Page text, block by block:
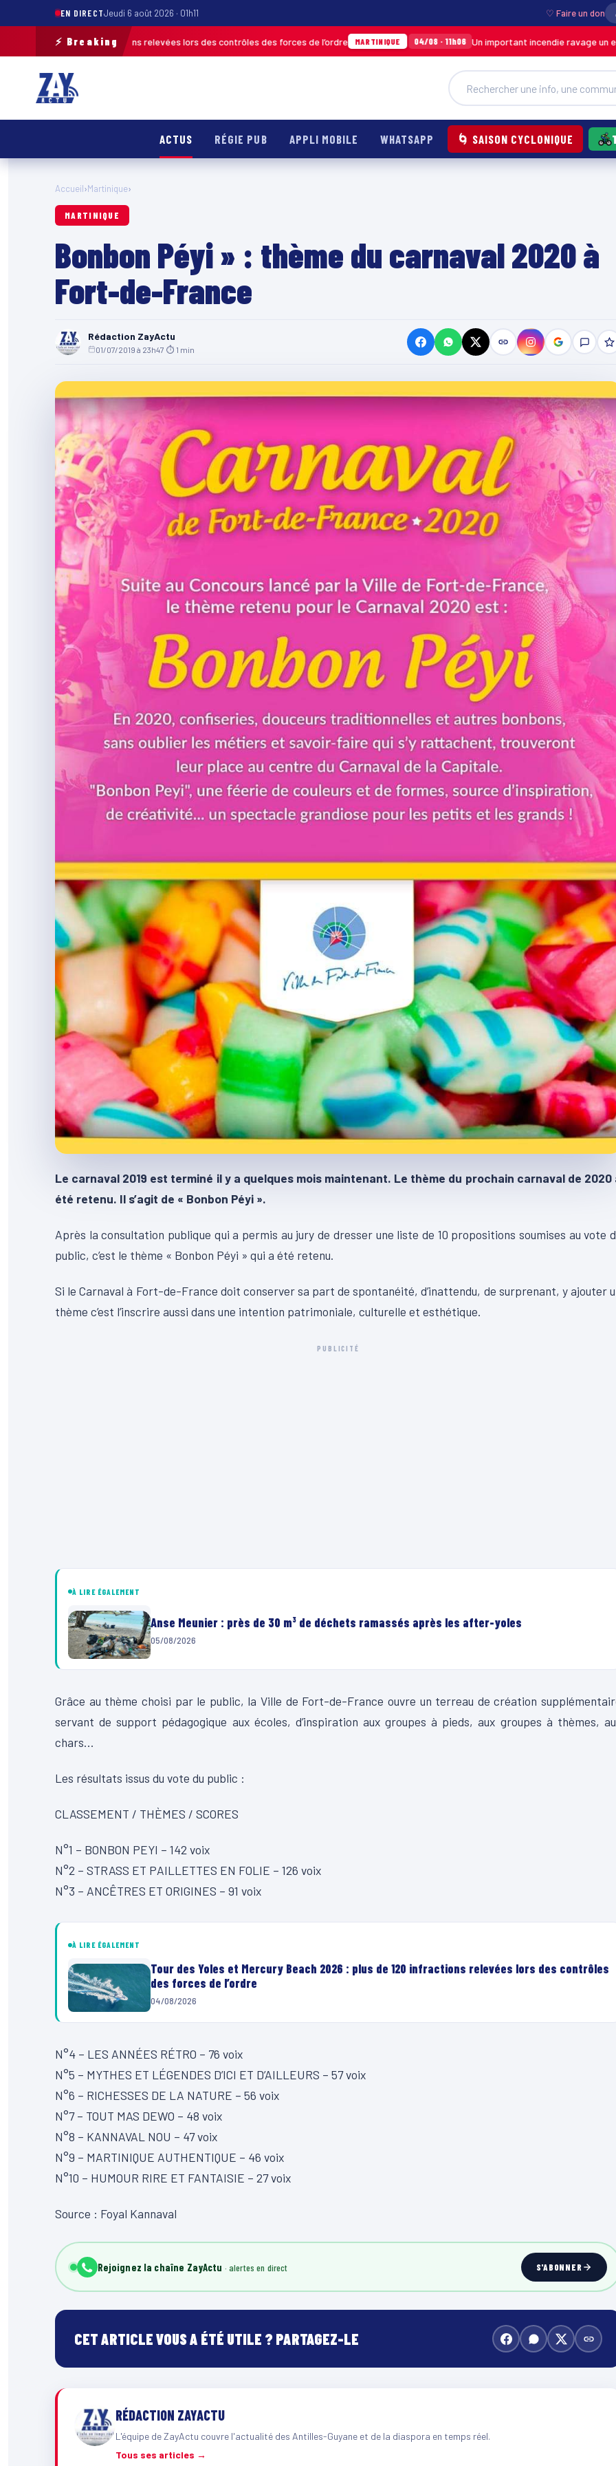
EN DIRECTJeudi 6 août 2026 · 01h11 ♡ Faire un don
⚡ Breaking
infractions relevées lors des contrôles des forces de l’ordre MARTINIQUE 04/08 · 11h06 Un important incendie ravage un entrepôt de
ACTUS RÉGIE PUB APPLI MOBILE WHATSAPP 🌀 SAISON CYCLONIQUE
Accueil›Martinique›
MARTINIQUE
Bonbon Péyi » : thème du carnaval 2020 à
Fort-de-France
Rédaction ZayActu
01/07/2019 à 23h47 ⏱ 1 min
Le carnaval 2019 est terminé il y a quelques mois maintenant. Le thème du prochain carnaval de 2020
été retenu. Il s’agit de « Bonbon Péyi ».
Après la consultation publique qui a permis au jury de dresser une liste de 10 propositions soumises au vote
public, c’est le thème « Bonbon Péyi » qui a été retenu.
Si le Carnaval à Fort-de-France doit conserver sa part de spontanéité, d’inattendu, de surprenant, y ajouter
thème c’est l’inscrire aussi dans une intention patrimoniale, culturelle et esthétique.
PUBLICITÉ
À LIRE ÉGALEMENT
Anse Meunier : près de 30 m³ de déchets ramassés après les after-yoles
05/08/2026
Grâce au thème choisi par le public, la Ville de Fort-de-France ouvre un terreau de création
servant de support pédagogique aux écoles, d’inspiration aux groupes à pieds, aux groupes à thèmes,
chars…
Les résultats issus du vote du public :
CLASSEMENT / THÈMES / SCORES
N°1 – BONBON PEYI – 142 voix
N°2 – STRASS ET PAILLETTES EN FOLIE – 126 voix
N°3 – ANCÊTRES ET ORIGINES – 91 voix
À LIRE ÉGALEMENT
Tour des Yoles et Mercury Beach 2026 : plus de 120 infractions relevées lors des contrôles
des forces de l’ordre
04/08/2026
N°4 – LES ANNÉES RÉTRO – 76 voix
N°5 – MYTHES ET LÉGENDES D’ICI ET D’AILLEURS – 57 voix
N°6 – RICHESSES DE LA NATURE – 56 voix
N°7 – TOUT MAS DEWO – 48 voix
N°8 – KANNAVAL NOU – 47 voix
N°9 – MARTINIQUE AUTHENTIQUE – 46 voix
N°10 – HUMOUR RIRE ET FANTAISIE – 27 voix
Source : Foyal Kannaval
Rejoignez la chaîne ZayActu S'ABONNER
CET ARTICLE VOUS A ÉTÉ UTILE ? PARTAGEZ-LE
RÉDACTION ZAYACTU
L'équipe de ZayActu couvre l'actualité des Antilles-Guyane et de la diaspora en temps réel.
Tous ses articles →